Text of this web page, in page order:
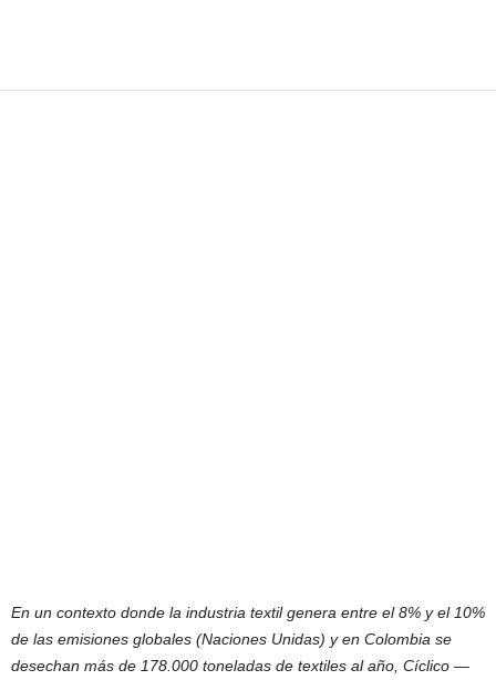
En un contexto donde la industria textil genera entre el 8% y el 10%
de las emisiones globales (Naciones Unidas) y en Colombia se
desechan más de 178.000 toneladas de textiles al año, Cíclico —